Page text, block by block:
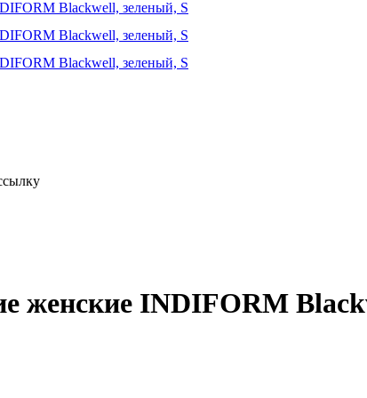
женские INDIFORM